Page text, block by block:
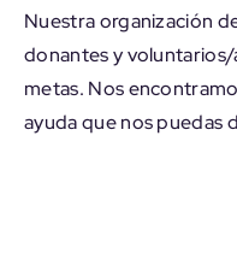
Nuestra organización
donantes y voluntarios/
metas. Nos
ayuda que nos puedas